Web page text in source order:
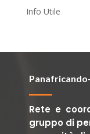
Info Utile
Rete e
gruppo di